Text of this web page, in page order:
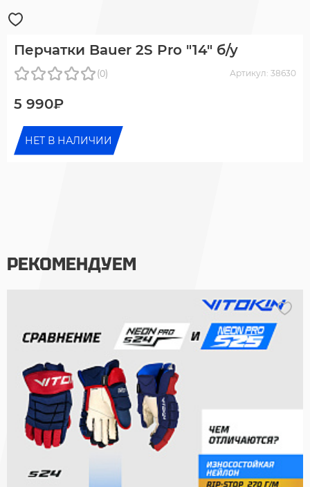
Перчатки Bauer 2S Pro "14" б/у
(0) Артикул: 38630
5 990₽
НЕТ В НАЛИЧИИ
РЕКОМЕНДУЕМ